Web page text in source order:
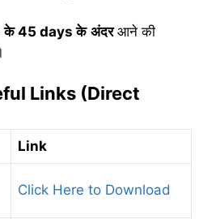
के45 daysके अंदरआने की
Links (Direct
Link
Click Here to Download